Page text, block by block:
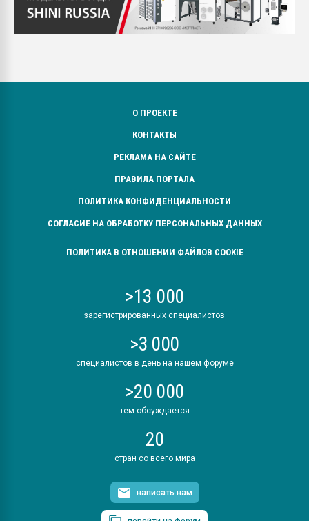
О ПРОЕКТЕ
КОНТАКТЫ
РЕКЛАМА НА САЙТЕ
ПРАВИЛА ПОРТАЛА
ПОЛИТИКА КОНФИДЕНЦИАЛЬНОСТИ
СОГЛАСИЕ НА ОБРАБОТКУ ПЕРСОНАЛЬНЫХ ДАННЫХ
ПОЛИТИКА В ОТНОШЕНИИ ФАЙЛОВ COOKIE
>13 000
зарегистрированных специалистов
>3 000
специалистов в день на нашем форуме
>20 000
тем обсуждается
20
стран со всего мира
написать нам